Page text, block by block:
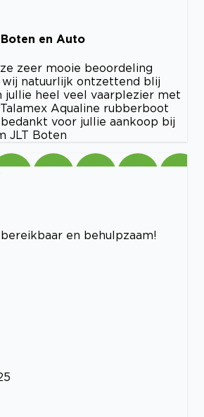
en Auto
zeer mooie beoordeling
wij natuurlijk ontzettend blij
jullie heel veel vaarplezier met
Aqualine rubberboot
voor jullie aankoop bij
JLT Boten
en behulpzaam!